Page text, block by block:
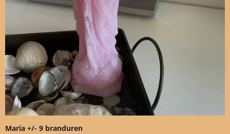
Maria +/- 9 branduren